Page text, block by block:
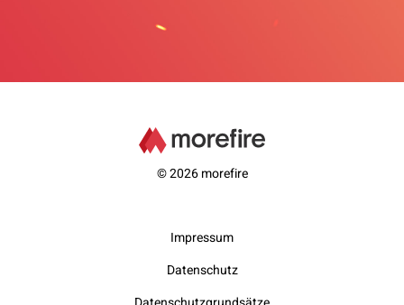
© 2026 morefire
Impressum
Datenschutz